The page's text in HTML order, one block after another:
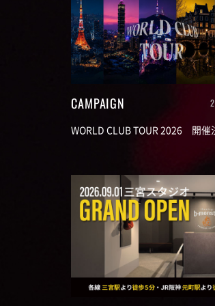
CAMPAIGN
WORLD CLUB TOUR 2026 開催